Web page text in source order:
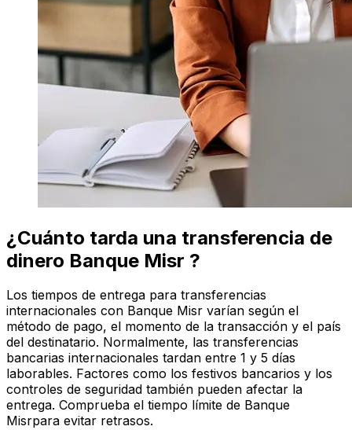
¿Cuánto tarda una transferencia de
dinero Banque Misr ?
Los tiempos de entrega para transferencias
internacionales con Banque Misr varían según el
método de pago, el momento de la transacción y el país
del destinatario. Normalmente, las transferencias
bancarias internacionales tardan entre 1 y 5 días
laborables. Factores como los festivos bancarios y los
controles de seguridad también pueden afectar la
entrega. Comprueba el tiempo límite de Banque
Misrpara evitar retrasos.